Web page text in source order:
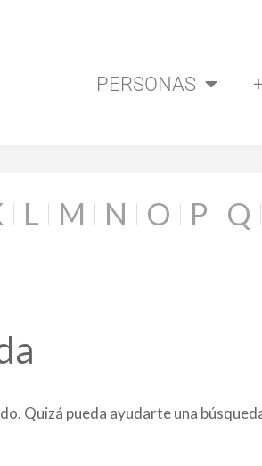
PERSONAS
L M N O P Q
Quizá pueda ayudarte una